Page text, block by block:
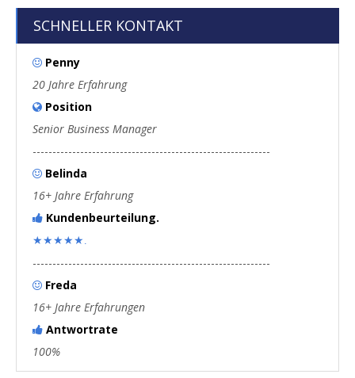
SCHNELLER KONTAKT
 Penny
20 Jahre Erfahrung
 Position
Senior Business Manager
------------------------------------------------------------
 Belinda
16+ Jahre Erfahrung
 Kundenbeurteilung.
★★★★★.
------------------------------------------------------------
 Freda
16+ Jahre Erfahrungen
 Antwortrate
100%